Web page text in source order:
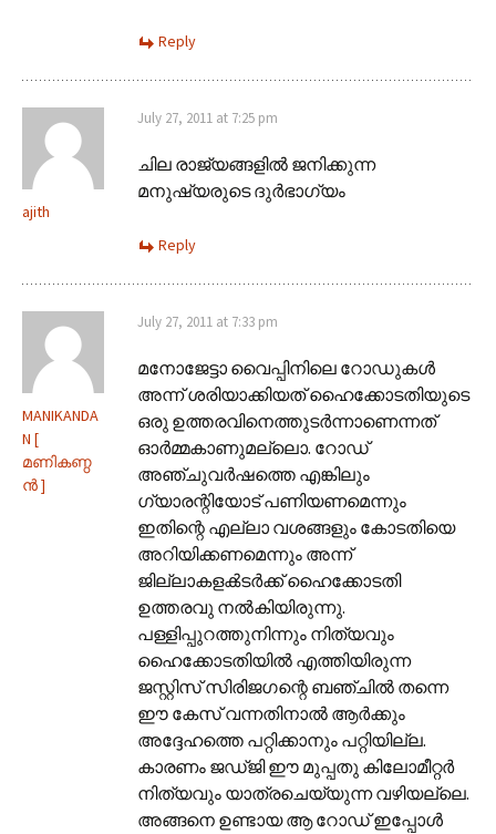
Reply
ajith
July 27, 2011 at 7:25 pm
ചില രാജ്യങ്ങളില്‍ ജനിക്കുന്ന
മനുഷ്യരുടെ ദുര്‍ഭാഗ്യം
Reply
MANIKANDA
N [
മണികണ്ഠ
ൻ ]
July 27, 2011 at 7:33 pm
മനോജേട്ടാ വൈപ്പിനിലെ റോഡുകൾ
അന്ന് ശരിയാക്കിയത് ഹൈക്കോടതിയുടെ
ഒരു ഉത്തരവിനെത്തുടർന്നാണെന്നത്
ഓർമ്മകാണുമല്ലൊ. റോഡ്
അഞ്ചുവർഷത്തെ എങ്കിലും
ഗ്യാരന്റിയോട് പണിയണമെന്നും
ഇതിന്റെ എല്ലാ വശങ്ങളും കോടതിയെ
അറിയിക്കണമെന്നും അന്ന്
ജില്ലാകളൿടർക്ക് ഹൈക്കോടതി
ഉത്തരവു നൽകിയിരുന്നു.
പള്ളിപ്പുറത്തുനിന്നും നിത്യവും
ഹൈക്കോടതിയിൽ എത്തിയിരുന്ന
ജസ്റ്റിസ് സിരിജഗന്റെ ബഞ്ചിൽ തന്നെ
ഈ കേസ് വന്നതിനാൽ ആർക്കും
അദ്ദേഹത്തെ പറ്റിക്കാനും പറ്റിയില്ല.
കാരണം ജഡ്ജി ഈ മുപ്പതു കിലോമീറ്റർ
നിത്യവും യാത്രചെയ്യുന്ന വഴിയല്ലെ.
അങ്ങനെ ഉണ്ടായ ആ റോഡ് ഇപ്പോൾ